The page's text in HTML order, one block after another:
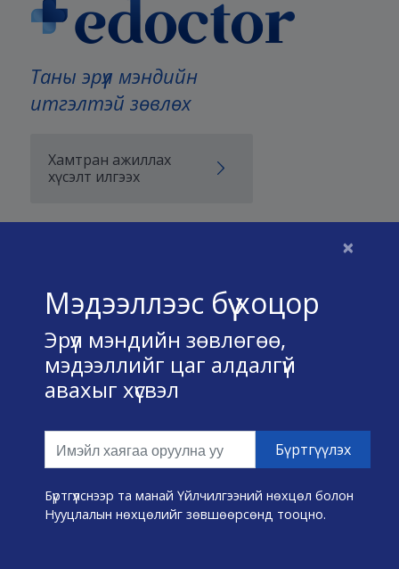
×
Мэдээллээс бүү хоцор
Эрүүл мэндийн зөвлөгөө,
мэдээллийг цаг алдалгүй
авахыг хүсвэл
Бүртгүүлснээр та манай Үйлчилгээний нөхцөл болон
Нууцлалын нөхцөлийг зөвшөөрсөнд тооцно.
Таны эрүүл мэндийн
итгэлтэй зөвлөх
Хамтран ажиллах
хүсэлт илгээх
Үйлчилгээний нөхцөл
Нууц хадгалах тухай
Холбоо барих
Өвчин А-Я
Эмнэлэг хайх
Эрүүл мэндийн хэрэгслүүд